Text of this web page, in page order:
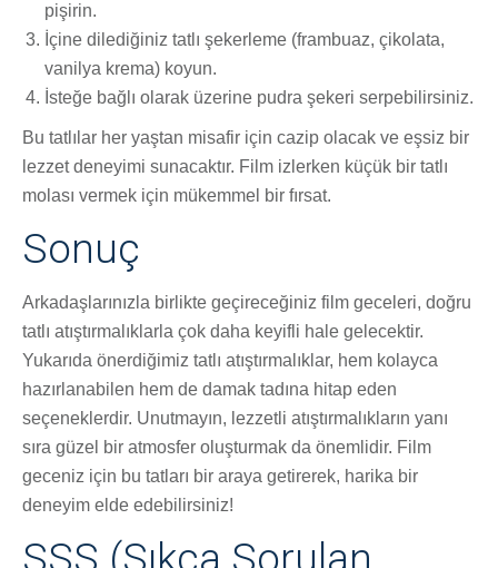
pişirin.
İçine dilediğiniz tatlı şekerleme (frambuaz, çikolata,
vanilya krema) koyun.
İsteğe bağlı olarak üzerine pudra şekeri serpebilirsiniz.
Bu tatlılar her yaştan misafir için cazip olacak ve eşsiz bir
lezzet deneyimi sunacaktır. Film izlerken küçük bir tatlı
molası vermek için mükemmel bir fırsat.
Sonuç
Arkadaşlarınızla birlikte geçireceğiniz film geceleri, doğru
tatlı atıştırmalıklarla çok daha keyifli hale gelecektir.
Yukarıda önerdiğimiz tatlı atıştırmalıklar, hem kolayca
hazırlanabilen hem de damak tadına hitap eden
seçeneklerdir. Unutmayın, lezzetli atıştırmalıkların yanı
sıra güzel bir atmosfer oluşturmak da önemlidir. Film
geceniz için bu tatları bir araya getirerek, harika bir
deneyim elde edebilirsiniz!